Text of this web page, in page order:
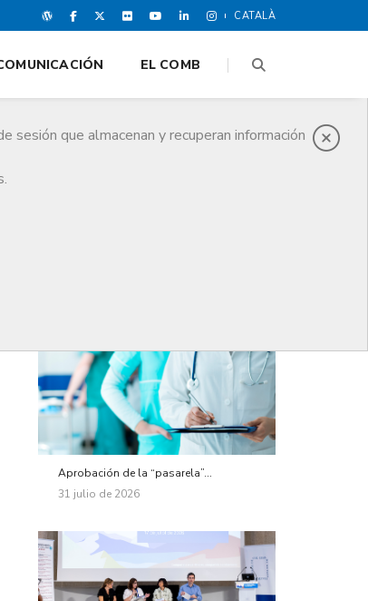
CATALÀ
que almacenan y recuperan información
EL COMB
Aprobación de la “pasarela”...
31 julio de 2026